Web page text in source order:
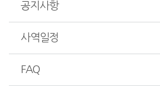
공지사항
사역일정
FAQ